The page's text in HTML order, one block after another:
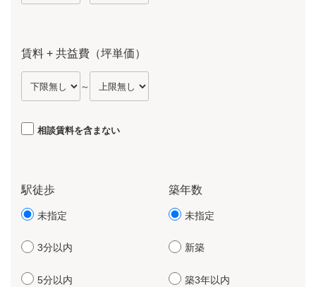
賃料 + 共益費（坪単価）
～
相談賃料を含まない
駅徒歩
未指定
3分以内
5分以内
築年数
未指定
新築
築3年以内